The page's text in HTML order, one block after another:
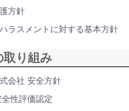
方針
ラスメントに対する基本方針
取り組み
会社 安全方針
性評価認定